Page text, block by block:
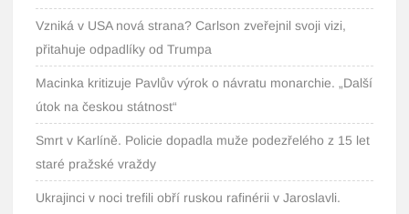
Vzniká v USA nová strana? Carlson zveřejnil svoji vizi,
přitahuje odpadlíky od Trumpa
Macinka kritizuje Pavlův výrok o návratu monarchie. „Další
útok na českou státnost“
Smrt v Karlíně. Policie dopadla muže podezřelého z 15 let
staré pražské vraždy
Ukrajinci v noci trefili obří ruskou rafinérii v Jaroslavli.